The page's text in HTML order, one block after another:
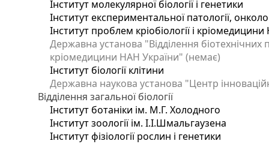
Інститут молекулярної біології і генетики
Інститут експериментальної патології,
Інститут проблем кріобіології і
Державна установа "Відділення біотехнічних
кріомедицини НАН України" (немає)
Інститут біології клітини
Державна наукова установа "Центр
Відділення загальної біології
Інститут ботаніки ім. М.Г. Холодного
Інститут зоології ім. І.І.Шмальгаузена
Інститут фізіології рослин і генетики